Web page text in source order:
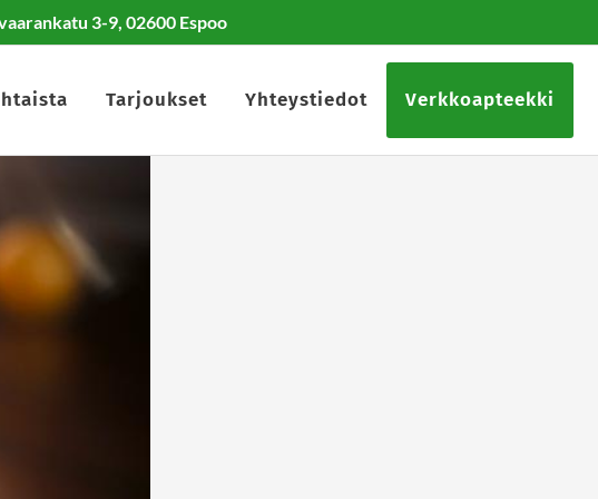
3-9, 02600 Espoo
Tarjoukset Yhteystiedot Verkkoapteekki